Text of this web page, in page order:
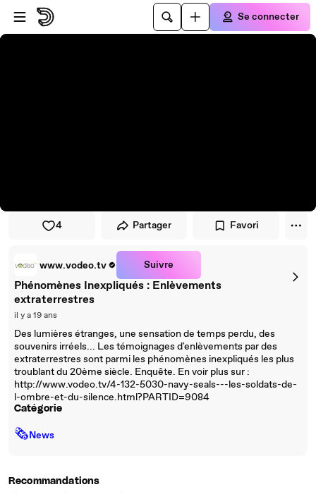
Passer au player
Passer au contenu principal
Se connecter
4 Partager Favori
www.vodeo.tv Suivre
Phénomènes Inexpliqués : Enlèvements
extraterrestres
il y a 19 ans
Des lumières étranges, une sensation de temps perdu, des
souvenirs irréels... Les témoignages d'enlèvements par des
extraterrestres sont parmi les phénomènes inexpliqués les plus
troublant du 20ème siècle. Enquête. En voir plus sur :
http://www.vodeo.tv/4-132-5030-navy-seals---les-soldats-de-
l-ombre-et-du-silence.html?PARTID=9084
Catégorie
🗞News
Recommandations